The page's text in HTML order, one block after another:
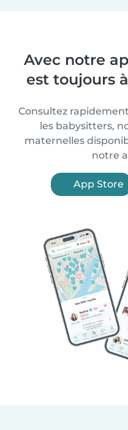
Avec notre
est toujours
Consultez
les babysitters,
maternelles
notre
App Store